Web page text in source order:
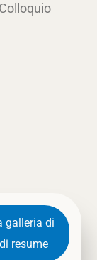
galleria di
resume